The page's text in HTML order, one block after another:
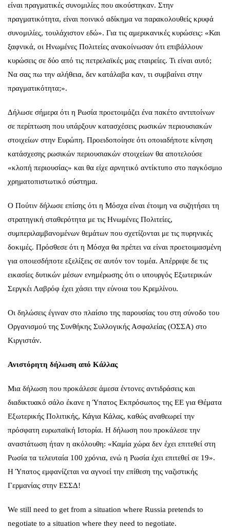
είναι πραγματικές συνομιλίες που ακούστηκαν. Στην
πραγματικότητα, είναι ποινικό αδίκημα να παρακολουθείς κρυφά
συνομιλίες, τουλάχιστον εδώ». Για τις αμερικανικές κυρώσεις: «Και
ξαφνικά, οι Ηνωμένες Πολιτείες ανακοίνωσαν ότι επιβάλλουν
κυρώσεις σε δύο από τις πετρελαϊκές μας εταιρείες. Τι είναι αυτό;
Να σας πω την αλήθεια, δεν κατάλαβα καν, τι συμβαίνει στην
πραγματικότητα;».
Δήλωσε σήμερα ότι η Ρωσία προετοιμάζει ένα πακέτο αντιποίνων
σε περίπτωση που υπάρξουν κατασχέσεις ρωσικών περιουσιακών
στοιχείων στην Ευρώπη. Προειδοποίησε ότι οποιαδήποτε κίνηση
κατάσχεσης ρωσικών περιουσιακών στοιχείων θα αποτελούσε
«κλοπή περιουσίας» και θα είχε αρνητικό αντίκτυπο στο παγκόσμιο
χρηματοπιστωτικό σύστημα.
Ο Πούτιν δήλωσε επίσης ότι η Μόσχα είναι έτοιμη να συζητήσει τη
στρατηγική σταθερότητα με τις Ηνωμένες Πολιτείες,
συμπεριλαμβανομένων θεμάτων που σχετίζονται με τις πυρηνικές
δοκιμές. Πρόσθεσε ότι η Μόσχα θα πρέπει να είναι προετοιμασμένη
για οποιεσδήποτε εξελίξεις σε αυτόν τον τομέα. Απέρριψε δε τις
εικασίες δυτικών μέσων ενημέρωσης ότι ο υπουργός Εξωτερικών
Σεργκέι Λαβρόφ έχει χάσει την εύνοια του Κρεμλίνου.
Οι δηλώσεις έγιναν στο πλαίσιο της παρουσίας του στη σύνοδο του
Οργανισμού της Συνθήκης Συλλογικής Ασφαλείας (ΟΣΣΑ) στο
Κιργιστάν.
Ανιστόρητη δήλωση από Κάλλας
Μια δήλωση που προκάλεσε άμεσα έντονες αντιδράσεις και
διαδικτυακό σάλο έκανε η Ύπατος Εκπρόσωπος της ΕΕ για Θέματα
Εξωτερικής Πολιτικής, Κάγια Κάλας, καθώς αναθεωρεί την
πρόσφατη ευρωπαϊκή Ιστορία. Η δήλωση που προκάλεσε την
αναστάτωση ήταν η ακόλουθη: «Καμία χώρα δεν έχει επιτεθεί στη
Ρωσία τα τελευταία 100 χρόνια, ενώ η Ρωσία έχει επιτεθεί σε 19».
Η Ύπατος εμφανίζεται να αγνοεί την επίθεση της ναζιστικής
Γερμανίας στην ΕΣΣΔ!
We still need to get from a situation where Russia pretends to
negotiate to a situation where they need to negotiate.